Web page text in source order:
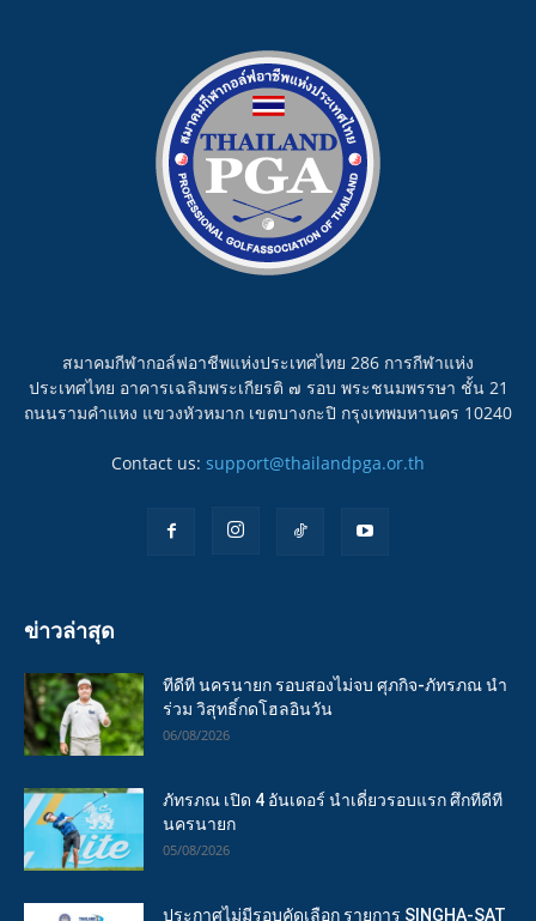
สมาคมกีฬากอล์ฟอาชีพแห่งประเทศไทย 286 การกีฬาแห่ง
ประเทศไทย อาคารเฉลิมพระเกียรติ ๗ รอบ พระชนมพรรษา ชั้น 21
ถนนรามคำแหง แขวงหัวหมาก เขตบางกะปิ กรุงเทพมหานคร 10240
Contact us: support@thailandpga.or.th
ข่าวล่าสุด
ทีดีที นครนายก รอบสองไม่จบ ศุภกิจ-ภัทรภณ นำ
ร่วม วิสุทธิ์กดโฮลอินวัน
06/08/2026
ภัทรภณ เปิด 4 อันเดอร์ นำเดี่ยวรอบแรก ศึกทีดีที
นครนายก
05/08/2026
ประกาศไม่มีรอบคัดเลือก รายการ SINGHA-SAT